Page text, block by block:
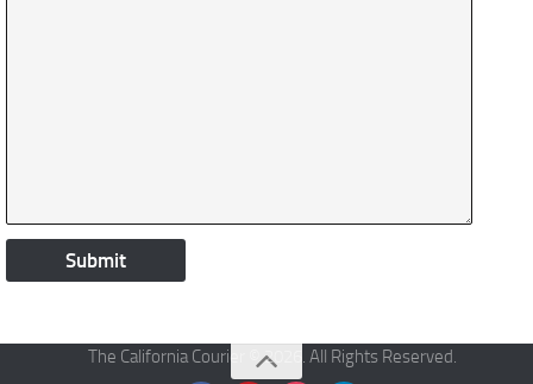
The California Courier © 2026. All Rights Reserved.